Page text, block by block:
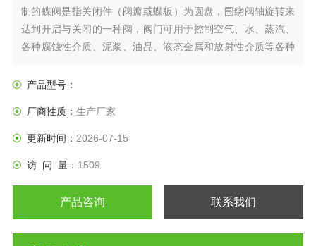
制的蝶阀是指关闭件（阀瓣或蝶板）为圆盘，围绕阀轴旋转来
达到开启与关闭的一种阀，阀门可用于控制空气、水、蒸汽、
各种腐蚀性介质、泥浆、油品、液态金属和放射性介质等各种
件是一个圆盘形的蝶板，在阀体内绕其自身的轴线旋转，从而
产品型号：
厂商性质： 生产厂家
更新时间： 2026-07-15
访 问 量： 1509
产品咨询 联系我们